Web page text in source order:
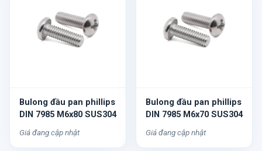
Bulong đầu pan phillips
DIN 7985 M6x80 SUS304
Giá đang cập nhật
Bulong đầu pan phillips
DIN 7985 M6x70 SUS304
Giá đang cập nhật